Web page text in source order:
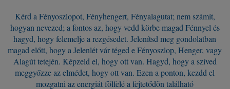
Kérd a Fényoszlopot, Fényhengert, Fényalagutat; nem számít,
hogyan nevezed; a fontos az, hogy vedd körbe magad Fénnyel és
hagyd, hogy felemelje a rezgésedet. Jelenítsd meg gondolatban
magad előtt, hogy a Jelenlét vár téged e Fényoszlop, Henger, vagy
Alagút tetején. Képzeld el, hogy ott van. Hagyd, hogy a szíved
meggyőzze az elmédet, hogy ott van. Ezen a ponton, kezdd el
mozgatni az energiát fölfelé a fejtetődön található